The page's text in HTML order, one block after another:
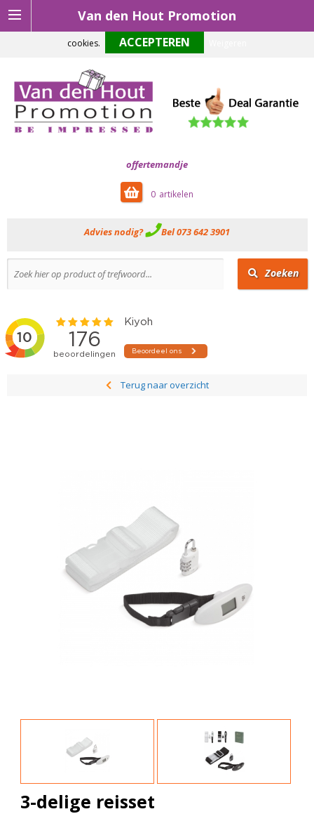
Van den Hout Promotion
offertemandje
0
Advies nodig? Bel 073 642 3901
Zoeken
Terug naar overzicht
3-delige reisset
Om onze website optimaal te laten functioneren maken wij gebruik van
cookies.